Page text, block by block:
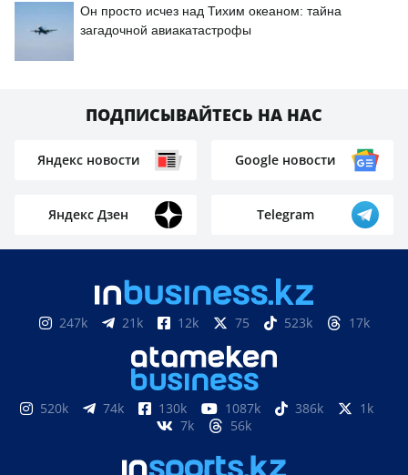
Он просто исчез над Тихим океаном: тайна
загадочной авиакатастрофы
ПОДПИСЫВАЙТЕСЬ НА НАС
Яндекс новости Google новости
Яндекс Дзен Telegram
247k 21k 12k 75 523k 17k
520k 74k 130k 1087k 386k
1k
7k
56k